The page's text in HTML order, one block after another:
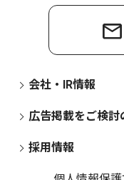
会社・IR情報
広告掲載をご検討
採用情報